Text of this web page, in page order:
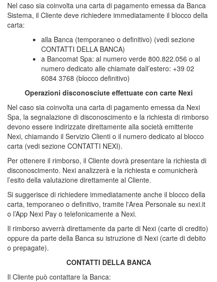
Nel caso sia coinvolta una carta di pagamento emessa da Banca
Sistema, il Cliente deve richiedere immediatamente il blocco della
carta:
alla Banca (temporaneo o definitivo) (vedi sezione
CONTATTI DELLA BANCA)
a Bancomat Spa: al numero verde 800.822.056 o al
numero dedicato alle chiamate dall’estero: +39 02
6084 3768 (blocco definitivo)
Operazioni disconosciute effettuate con carte Nexi
Nel caso sia coinvolta una carta di pagamento emessa da Nexi
Spa, la segnalazione di disconoscimento e la richiesta di rimborso
devono essere indirizzate direttamente alla società emittente
Nexi, chiamando il Servizio Clienti o il numero dedicato al blocco
carta (vedi sezione CONTATTI NEXI).
Per ottenere il rimborso, il Cliente dovrà presentare la richiesta di
disconoscimento. Nexi analizzerà e la richiesta e comunicherà
l’esito della valutazione direttamente al Cliente.
Si suggerisce di richiedere immediatamente anche il blocco della
carta, temporaneo o definitivo, tramite l'Area Personale su nexi.it
o l’App Nexi Pay o telefonicamente a Nexi.
Il rimborso avverrà direttamente da parte di Nexi (carte di credito)
oppure da parte della Banca su istruzione di Nexi (carte di debito
o prepagate).
CONTATTI DELLA BANCA
Il Cliente può contattare la Banca: